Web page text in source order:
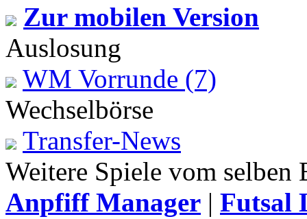
Zur mobilen Version
Auslosung
WM Vorrunde (7)
Wechselbörse
Transfer-News
Weitere Spiele vom
Anpfiff Manager | Futsal